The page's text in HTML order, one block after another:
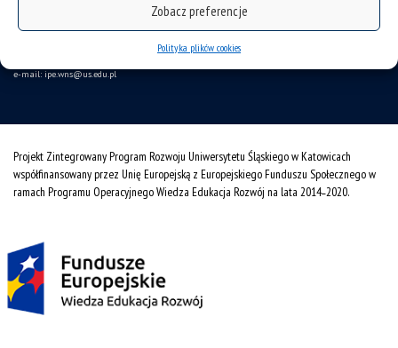
Zobacz preferencje
Polityka plików cookies
tel. 32 35 99 709 tel./fax 32 35 99 811
e-mail: ipe.wns@us.edu.pl
Projekt Zintegrowany Program Rozwoju Uniwersytetu Śląskiego w Katowicach
współfinansowany przez Unię Europejską z Europejskiego Funduszu Społecznego w
ramach Programu Operacyjnego Wiedza Edukacja Rozwój na lata 2014˗2020.